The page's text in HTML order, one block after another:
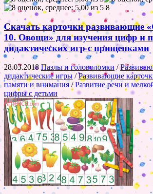
8
Скачать карточки развивающие
10. Овощи» для изучения цифр и
дидактических игр с прищепками
28.03.2018 Пазлы и головоломки /
дидактические игры /Развивающие
памяти и внимания /Развитие речи и
цифры с детьми